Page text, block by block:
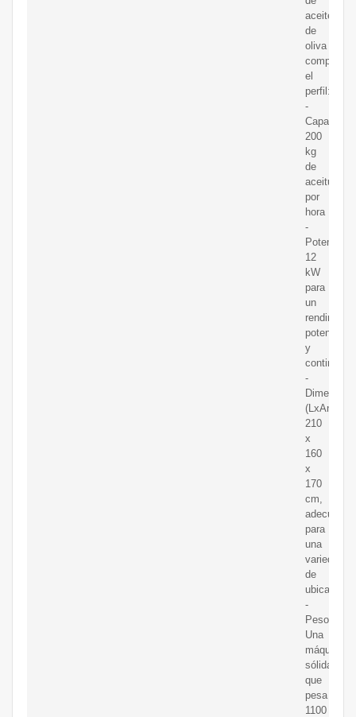
aceite
de
oliva
completan
el
perfil:
-
Capacidad:
200
kg
de
aceitunas
por
hora
-
Potencia:
12
kW
para
un
potente
y
continuo
-
(LxAnxAl):
210
x
160
x
170
cm,
adecuadas
para
una
variedad
de
-
Peso:
Una
máquina
sólida
que
pesa
1100